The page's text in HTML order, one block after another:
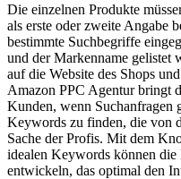
Die einzelnen Produkte
als erste oder zweite Angabe
bestimmte Suchbegriffe
und der Markenname gelistet
auf die Website des Shops
Amazon PPC Agentur bringt
Kunden, wenn Suchanfragen
Keywords zu finden, die von
Sache der Profis. Mit dem
idealen Keywords können
entwickeln, das optimal den